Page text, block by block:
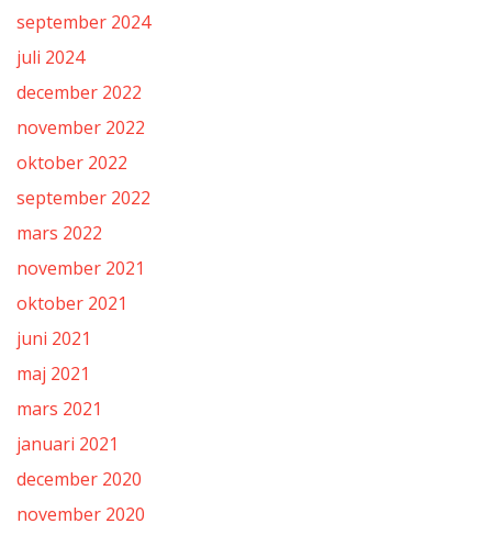
september 2024
juli 2024
december 2022
november 2022
oktober 2022
september 2022
mars 2022
november 2021
oktober 2021
juni 2021
maj 2021
mars 2021
januari 2021
december 2020
november 2020